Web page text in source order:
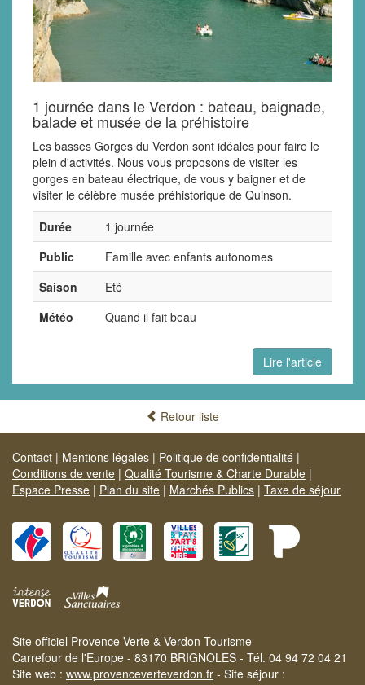
1 journée dans le Verdon : bateau, baignade,
balade et musée de la préhistoire
Les basses Gorges du Verdon sont idéales pour faire le
plein d'activités. Nous vous proposons de visiter les
gorges en bateau électrique, de vous y baigner et de
visiter le célèbre musée préhistorique de Quinson.
Durée
1 journée
Public
Famille avec enfants autonomes
Saison
Eté
Météo
Quand il fait beau
Lire l'article
Retour liste
Contact | Mentions légales | Politique de confidentialité |
Conditions de vente | Qualité Tourisme & Charte Durable |
Espace Presse | Plan du site | Marchés Publics | Taxe de séjour
Site officiel Provence Verte & Verdon Tourisme
Carrefour de l'Europe - 83170 BRIGNOLES - Tél. 04 94 72 04 21
Site web : www.provenceverteverdon.fr - Site séjour :